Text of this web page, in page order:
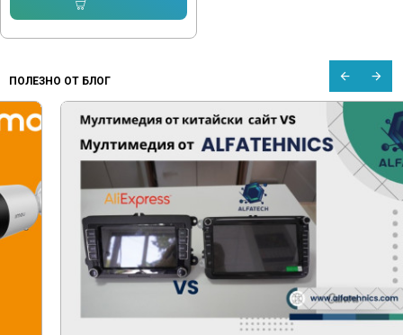
ПОЛЕЗНО ОТ БЛОГ